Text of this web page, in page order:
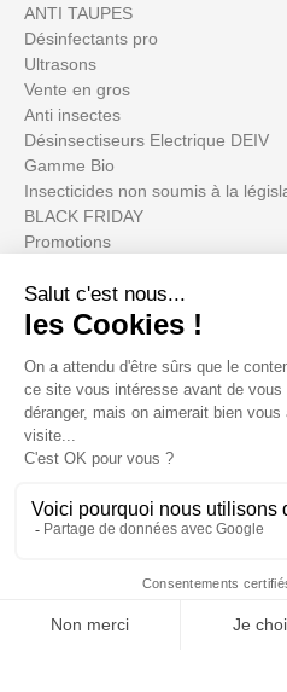
ANTI TAUPES
Désinfectants pro
Ultrasons
Vente en gros
Anti insectes
Désinsectiseurs Electrique DEIV
Gamme Bio
Insecticides non soumis à la
BLACK FRIDAY
Promotions
Su cuenta
Informations